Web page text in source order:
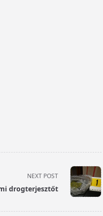
NEXT POST
drogterjesztőt